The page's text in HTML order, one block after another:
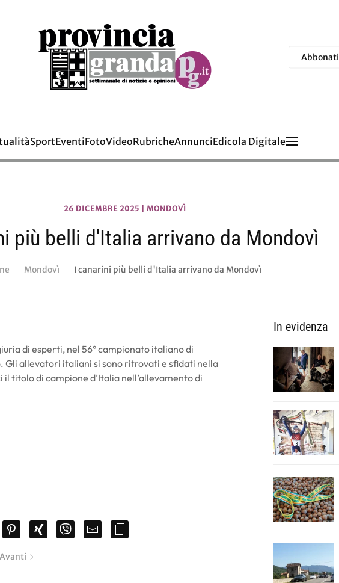
Abbonati
SportEventiFotoVideoRubricheAnnunciEdicola Digitale
26 DICEMBRE 2025 MONDOVÌ
più belli d'Italia arrivano da Mondovì
Mondovì I canarini più belli d'Italia arrivano da Mondovì
di esperti, nel 56° campionato italiano di
allevatori italiani si sono ritrovati e sfidati nella
titolo di campione d’Italia nell’allevamento di
Avanti
In evidenza